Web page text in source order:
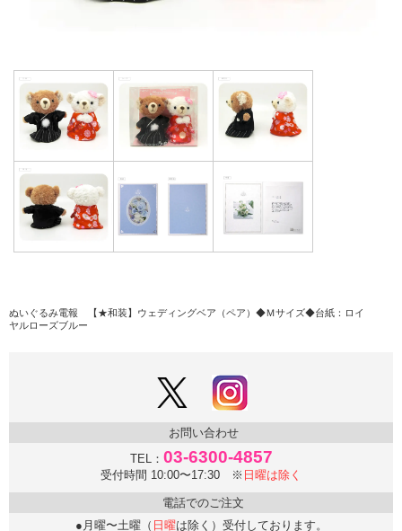
ぬいぐるみ電報 【★和装】ウェディングベア（ペア）◆Ｍサイズ◆台紙：ロイ
ヤルローズブルー
お問い合わせ
TEL： 03-6300-4857
受付時間 10:00〜17:30 ※ 日曜は除く
電話でのご注文
●月曜〜土曜（ 日曜は除く）受付しております。